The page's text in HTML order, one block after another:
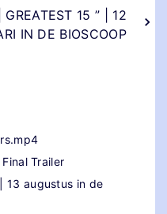
15 ” | 12
IN DE BIOSCOOP
Trailer
13 augustus in de